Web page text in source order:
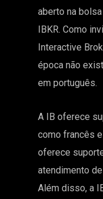
aberto na
IBKR. Como
Interactive
época não
em português.
A IB oferece
como francês
oferece
atendimento
Além disso, a